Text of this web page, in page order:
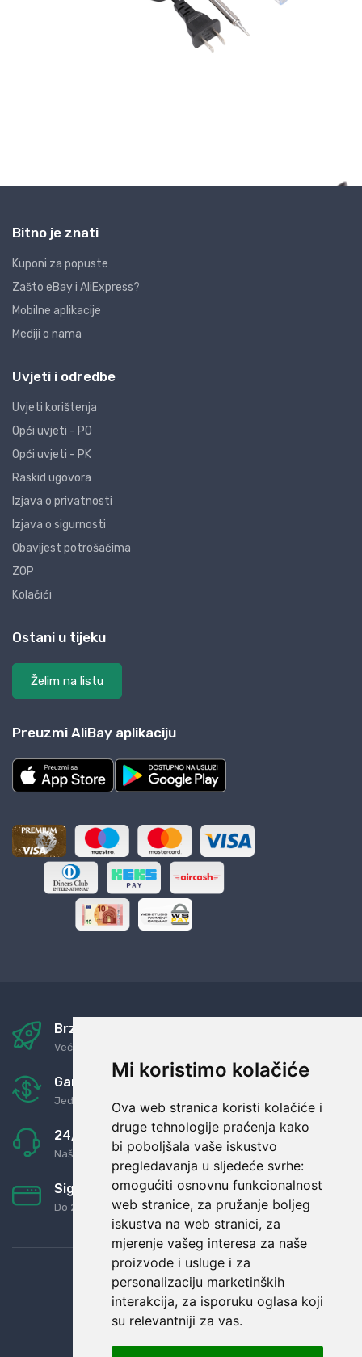
Mi koristimo kolačiće
Ova web stranica koristi kolačiće i
druge tehnologije praćenja kako
bi poboljšala vaše iskustvo
pregledavanja u sljedeće svrhe:
omogućiti osnovnu funkcionalnost
web stranice, za pružanje boljeg
iskustva na web stranici, za
mjerenje vašeg interesa za naše
proizvode i usluge i za
personalizaciju marketinških
interakcija, za isporuku oglasa koji
su relevantniji za vas.
Bitno je znati
Kuponi za popuste
Zašto eBay i AliExpress?
Mobilne aplikacije
Mediji o nama
Uvjeti i odredbe
Uvjeti korištenja
Opći uvjeti - PO
Opći uvjeti - PK
Raskid ugovora
Izjava o privatnosti
Izjava o sigurnosti
Obavijest potrošačima
ZOP
Kolačići
Ostani u tijeku
Želim na listu
Preuzmi AliBay aplikaciju
Brza i sigurna dostava
Već za nekoliko dana kod vas
Garancija u povrat novaca
Jednostavno pravilo: Roba za novac
24/7 odlična podrška
Naši agenti uvijek na raspolaganju
Sigurno obročno plaćanje
Do 24 rata bez kamata